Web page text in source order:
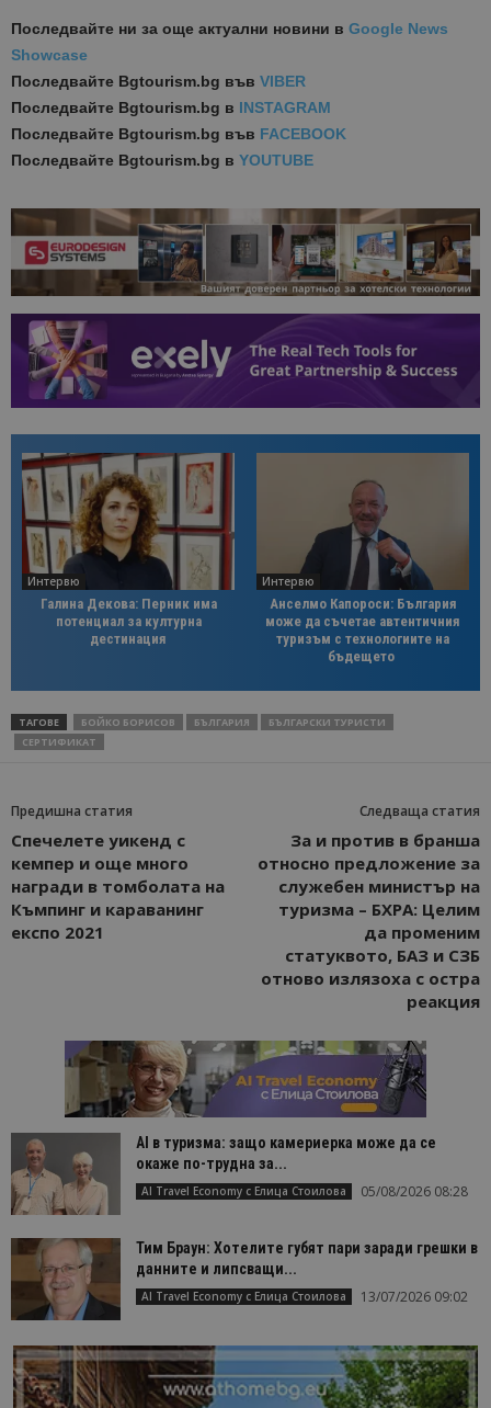
Последвайте ни за още актуални новини в Google News
Showcase
Последвайте Bgtourism.bg във VIBER
Последвайте Bgtourism.bg в INSTAGRAM
Последвайте Bgtourism.bg във FACEBOOK
Последвайте Bgtourism.bg в YOUTUBE
Интервю
Галина Декова: Перник има
потенциал за културна
дестинация
Интервю
Анселмо Капороси: България
може да съчетае автентичния
туризъм с технологиите на
бъдещето
ТАГОВЕ БОЙКО БОРИСОВ БЪЛГАРИЯ
БЪЛГАРСКИ ТУРИСТИ
СЕРТИФИКАТ
Предишна статия
Спечелете уикенд с
кемпер и още много
награди в томболата на
Къмпинг и караванинг
експо 2021
Следваща статия
За и против в бранша
относно предложение за
служебен министър на
туризма – БХРА: Целим
да променим
статуквото, БАЗ и СЗБ
отново излязоха с остра
реакция
AI в туризма: защо камериерка може да се
окаже по-трудна за...
AI Travel Economy с Елица Стоилова 05/08/2026 08:28
Тим Браун: Хотелите губят пари заради грешки в
данните и липсващи...
AI Travel Economy с Елица Стоилова 13/07/2026 09:02